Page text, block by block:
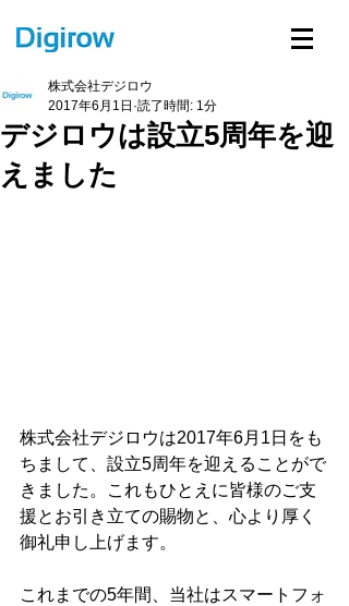
デジロウは設立5周年を迎
えました
株式会社デジロウ
2017年6月1日 読了時間: 1分
株式会社デジロウは2017年6月1日をも
ちまして、設立5周年を迎えることがで
きました。これもひとえに皆様のご支
援とお引き立ての賜物と、心より厚く
御礼申し上げます。
これまでの5年間、当社はスマートフォ